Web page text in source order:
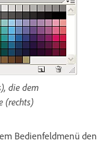
die dem
(rechts)
Bedienfeldmenü den